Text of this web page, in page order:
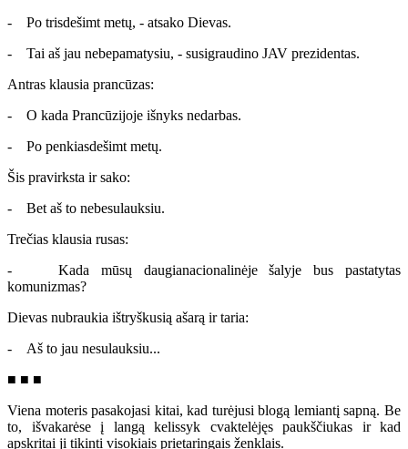
- Po trisdešimt metų, - atsako Dievas.
- Tai aš jau nebepamatysiu, - susigraudino JAV prezidentas.
Antras klausia prancūzas:
- O kada Prancūzijoje išnyks nedarbas.
- Po penkiasdešimt metų.
Šis pravirksta ir sako:
- Bet aš to nebesulauksiu.
Trečias klausia rusas:
- Kada mūsų daugianacionalinėje šalyje bus pastatytas
komunizmas?
Dievas nubraukia ištryškusią ašarą ir taria:
- Aš to jau nesulauksiu...
■ ■ ■
Viena moteris pasakojasi kitai, kad turėjusi blogą lemiantį sapną. Be
to, išvakarėse į langą kelissyk cvaktelėjęs paukščiukas ir kad
apskritai ji tikinti visokiais prietaringais ženklais.